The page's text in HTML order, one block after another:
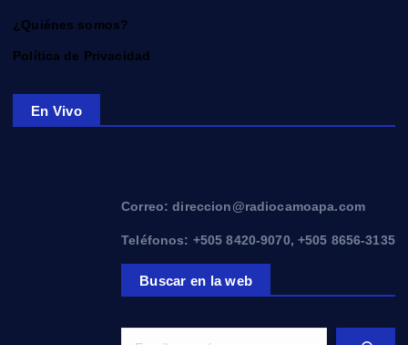
¿Quiénes somos?
Política de Privacidad
En Vivo
Correo: direccion@radiocamoapa.com
Teléfonos: +505 8420-9070, +505 8656-3135
Buscar en la web